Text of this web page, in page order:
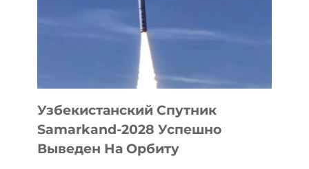
СОЗДАНИЯ
«ИСКУССТВЕННОГО
ИНЖЕНЕРА»
Узбекистанский Спутник
Samarkand-2028 Успешно
Выведен На Орбиту